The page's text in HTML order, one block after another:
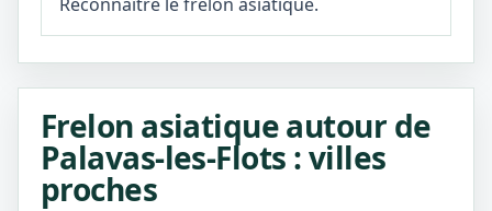
Frelon asiatique autour de
Palavas-les-Flots : villes
proches